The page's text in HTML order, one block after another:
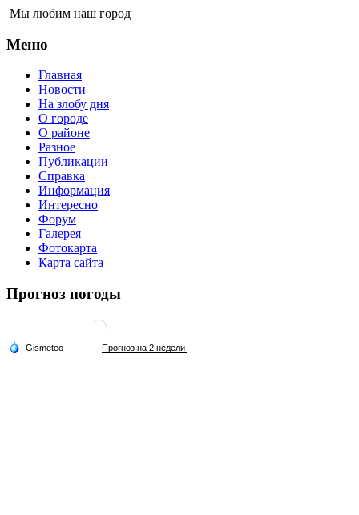
Мы любим наш город
Меню
Главная
Новости
На злобу дня
О городе
О районе
Разное
Публикации
Справка
Информация
Интересно
Форум
Галерея
Фотокарта
Карта сайта
Прогноз погоды